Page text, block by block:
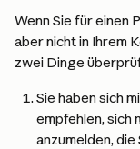
Wenn Sie für einen
aber nicht in Ihrem
zwei Dinge
Sie haben sich
empfehlen, sich
anzumelden,